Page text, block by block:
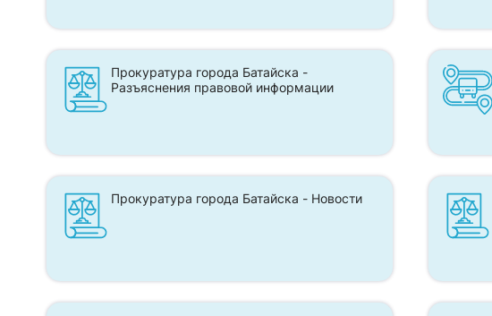
Прокуратура города Батайска -
Разъяснения правовой информации
Прокуратура города Батайска - Новости